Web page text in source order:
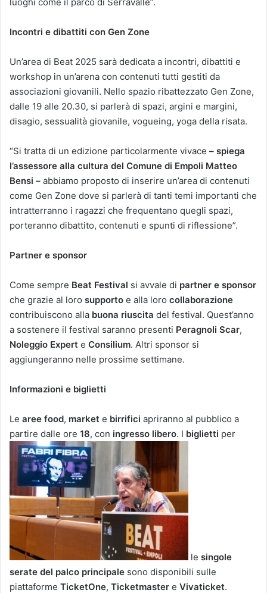
Incontri e dibattiti con Gen Zone
Un’area di Beat 2025 sarà dedicata a incontri, dibattiti e
workshop in un’arena con contenuti tutti gestiti da
associazioni giovanili. Nello spazio ribattezzato Gen Zone,
dalle 19 alle 20.30, si parlerà di spazi, argini e margini,
disagio, sessualità giovanile, vogueing, yoga della risata.
“Si tratta di un edizione particolarmente vivace – spiega
l’assessore alla cultura del Comune di Empoli Matteo
Bensi – abbiamo proposto di inserire un’area di contenuti
come Gen Zone dove si parlerà di tanti temi importanti che
intratterranno i ragazzi che frequentano quegli spazi,
porteranno dibattito, contenuti e spunti di riflessione”.
Partner e sponsor
Come sempre Beat Festival si avvale di partner e sponsor
che grazie al loro supporto e alla loro collaborazione
contribuiscono alla buona riuscita del festival. Quest’anno
a sostenere il festival saranno presenti Peragnoli Scar,
Noleggio Expert e Consilium. Altri sponsor si
aggiungeranno nelle prossime settimane.
Informazioni e biglietti
Le aree food, market e birrifici apriranno al pubblico a
partire dalle ore 18, con ingresso libero. I biglietti per
le singole
serate del palco principale sono disponibili sulle
piattaforme TicketOne, Ticketmaster e Vivaticket.